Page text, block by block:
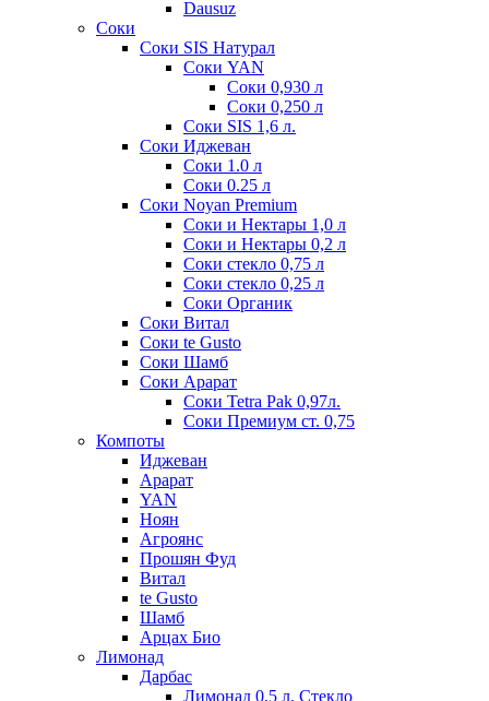
Dausuz
Соки
Соки SIS Натурал
Соки YAN
Соки 0,930 л
Соки 0,250 л
Соки SIS 1,6 л.
Соки Иджеван
Соки 1.0 л
Соки 0.25 л
Соки Noyan Premium
Соки и Нектары 1,0 л
Соки и Нектары 0,2 л
Соки стекло 0,75 л
Соки стекло 0,25 л
Соки Органик
Соки Витал
Соки te Gusto
Соки Шамб
Соки Арарат
Соки Tetra Pak 0,97л.
Соки Премиум ст. 0,75
Компоты
Иджеван
Арарат
YAN
Ноян
Агроянс
Прошян Фуд
Витал
te Gusto
Шамб
Арцах Био
Лимонад
Дарбас
Лимонад 0,5 л. Стекло